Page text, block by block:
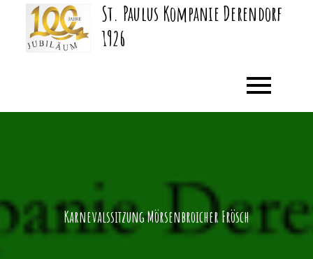
content
St. Paulus Kompanie Derendorf
1926
Karnevalssitzung Mörsenbroicher Frösch